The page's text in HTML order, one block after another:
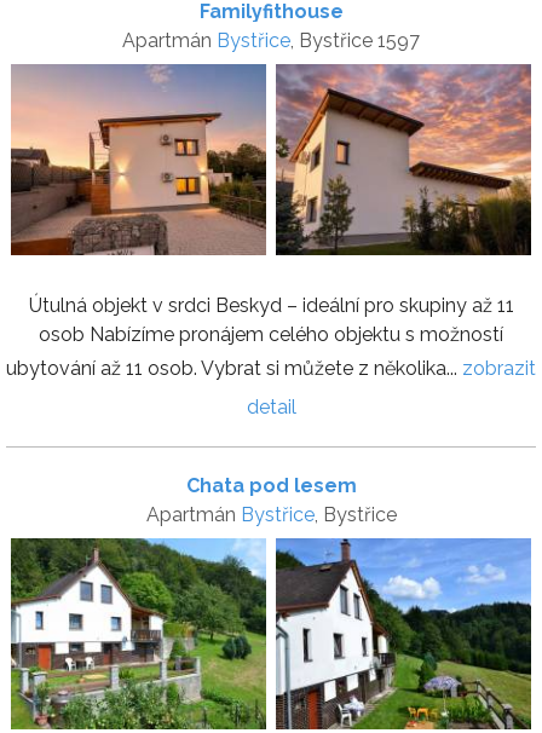
Familyfithouse
Apartmán Bystřice, Bystřice 1597
Útulná objekt v srdci Beskyd – ideální pro skupiny až 11
osob Nabízíme pronájem celého objektu s možností
ubytování až 11 osob. Vybrat si můžete z několika... zobrazit
detail
Chata pod lesem
Apartmán Bystřice, Bystřice